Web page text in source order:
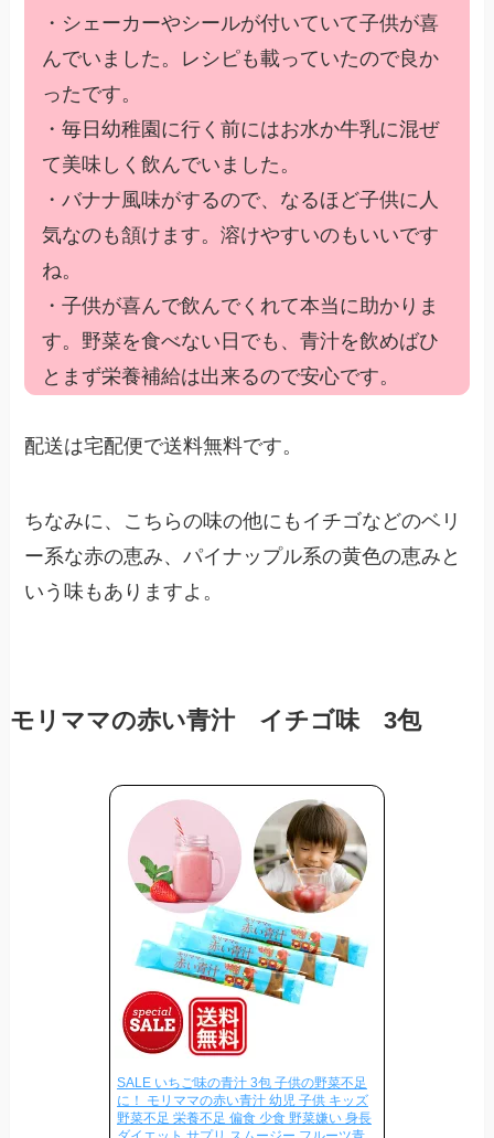
・シェーカーやシールが付いていて子供が喜
んでいました。レシピも載っていたので良か
ったです。
・毎日幼稚園に行く前にはお水か牛乳に混ぜ
て美味しく飲んでいました。
・バナナ風味がするので、なるほど子供に人
気なのも頷けます。溶けやすいのもいいです
ね。
・子供が喜んで飲んでくれて本当に助かりま
す。野菜を食べない日でも、青汁を飲めばひ
とまず栄養補給は出来るので安心です。
配送は宅配便で送料無料です。
ちなみに、こちらの味の他にもイチゴなどのベリ
ー系な赤の恵み、パイナップル系の黄色の恵みと
いう味もありますよ。
モリママの赤い青汁 イチゴ味 3包
SALE いちご味の青汁 3包 子供の野菜不足
に！ モリママの赤い青汁 幼児 子供 キッズ
野菜不足 栄養不足 偏食 少食 野菜嫌い 身長